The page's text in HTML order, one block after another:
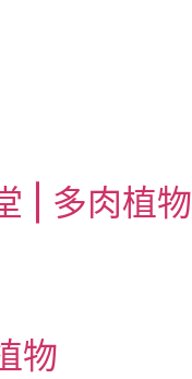
| 多肉植物
物